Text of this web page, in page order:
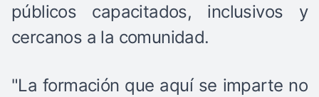
públicos capacitados, inclusivos y
cercanos a la comunidad.
"La formación que aquí se imparte no